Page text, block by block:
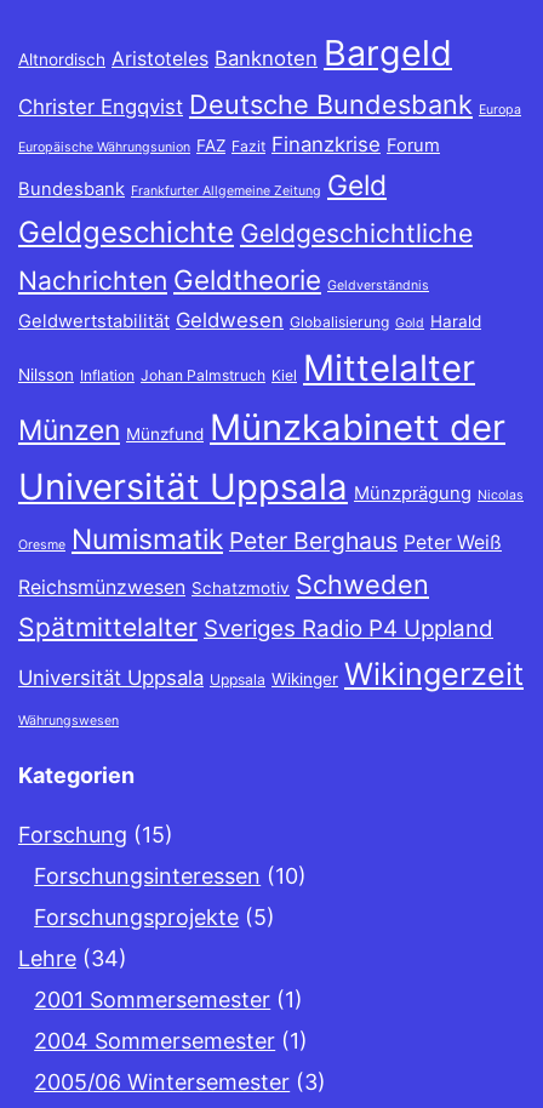
Altnordisch Aristoteles Banknoten Bargeld
Christer Engqvist Deutsche Bundesbank Europa
Europäische Währungsunion FAZ Fazit Finanzkrise Forum
Bundesbank Frankfurter Allgemeine Zeitung Geld
Geldgeschichte Geldgeschichtliche
Nachrichten Geldtheorie Geldverständnis
Geldwertstabilität Geldwesen Globalisierung Gold Harald
Nilsson Inflation Johan Palmstruch Kiel Mittelalter
Münzen Münzfund Münzkabinett der
Universität Uppsala Münzprägung Nicolas
Oresme Numismatik Peter Berghaus Peter Weiß
Reichsmünzwesen Schatzmotiv Schweden
Spätmittelalter Sveriges Radio P4 Uppland
Universität Uppsala Uppsala Wikinger Wikingerzeit
Währungswesen
Kategorien
Forschung (15)
Forschungsinteressen (10)
Forschungsprojekte (5)
Lehre (34)
2001 Sommersemester (1)
2004 Sommersemester (1)
2005/06 Wintersemester (3)